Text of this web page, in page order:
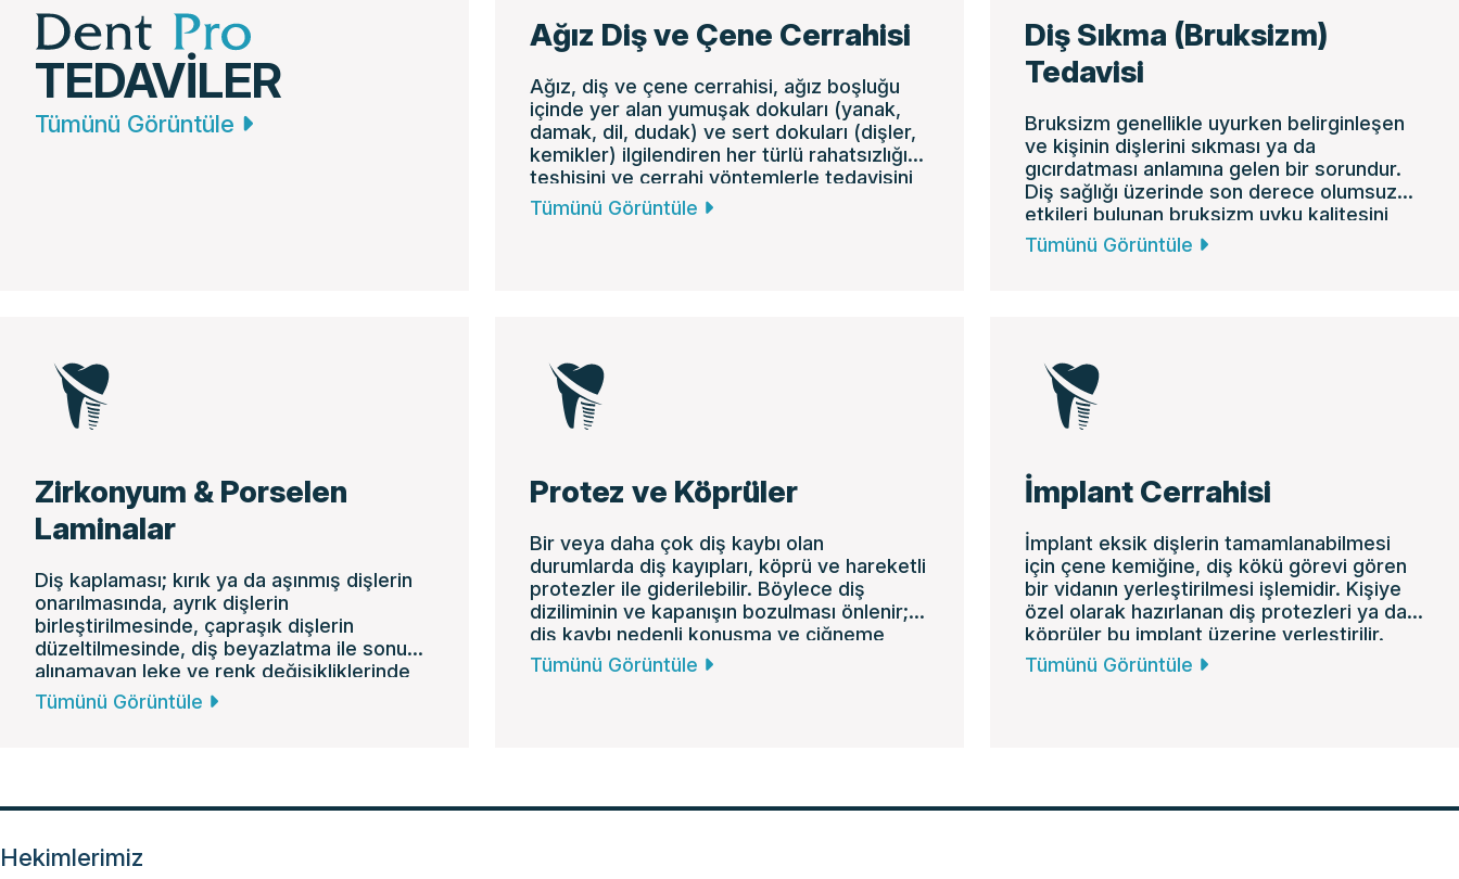
TEDAVİLER
Tümünü Görüntüle
Ağız Diş ve Çene Cerrahisi
Ağız, diş ve çene cerrahisi, ağız boşluğu
içinde yer alan yumuşak dokuları (yanak,
damak, dil, dudak) ve sert dokuları (dişler,
kemikler) ilgilendiren her türlü rahatsızlığın
teşhisini ve cerrahi yöntemlerle tedavisini
kapsar.
Tümünü Görüntüle
Diş Sıkma (Bruksizm)
Tedavisi
Bruksizm genellikle uyurken belirginleşen
ve kişinin dişlerini sıkması ya da
gıcırdatması anlamına gelen bir sorundur.
Diş sağlığı üzerinde son derece olumsuz
etkileri bulunan bruksizm uyku kalitesini
düşürür, baş ve çene ağrılarına neden olur.
Tümünü Görüntüle
Zirkonyum & Porselen
Laminalar
Diş kaplaması; kırık ya da aşınmış dişlerin
onarılmasında, ayrık dişlerin
birleştirilmesinde, çapraşık dişlerin
düzeltilmesinde, diş beyazlatma ile sonuç
alınamayan leke ve renk değişikliklerinde
sıklıkla kullanılan bir tedavi yöntemidir.
Tümünü Görüntüle
Protez ve Köprüler
Bir veya daha çok diş kaybı olan
durumlarda diş kayıpları, köprü ve hareketli
protezler ile giderilebilir. Böylece diş
diziliminin ve kapanışın bozulması önlenir;
diş kaybı nedenli konuşma ve çiğneme
sorunları engellenir.
Tümünü Görüntüle
İmplant Cerrahisi
İmplant eksik dişlerin tamamlanabilmesi
için çene kemiğine, diş kökü görevi gören
bir vidanın yerleştirilmesi işlemidir. Kişiye
özel olarak hazırlanan diş protezleri ya da
köprüler bu implant üzerine yerleştirilir.
Tümünü Görüntüle
Hekimlerimiz